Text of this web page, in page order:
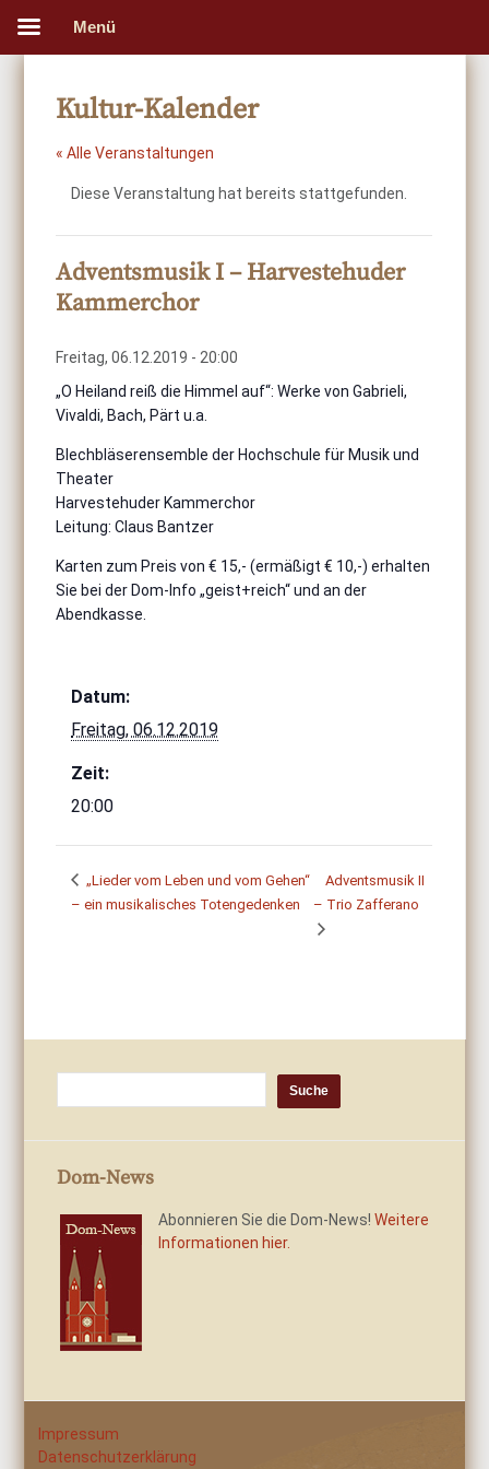
Kultur-Kalender
« Alle Veranstaltungen
Diese Veranstaltung hat bereits stattgefunden.
Adventsmusik I – Harvestehuder
Kammerchor
Freitag, 06.12.2019 - 20:00
„O Heiland reiß die Himmel auf“: Werke von Gabrieli,
Vivaldi, Bach, Pärt u.a.
Blechbläserensemble der Hochschule für Musik und
Theater
Harvestehuder Kammerchor
Leitung: Claus Bantzer
Karten zum Preis von € 15,- (ermäßigt € 10,-) erhalten
Sie bei der Dom-Info „geist+reich“ und an der
Abendkasse.
Datum:
Freitag, 06.12.2019
Zeit:
20:00
„Lieder vom Leben und vom Gehen“
– ein musikalisches Totengedenken
Adventsmusik II
– Trio Zafferano
Dom-News
Abonnieren Sie die Dom-News!Weitere
Informationen hier.
Impressum
Datenschutzerklärung
Menü